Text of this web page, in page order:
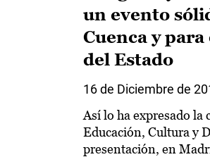
un evento
Cuenca y
del Estado
16 de Diciembre de
Así lo ha expresado la
Educación, Cultura y
presentación, en